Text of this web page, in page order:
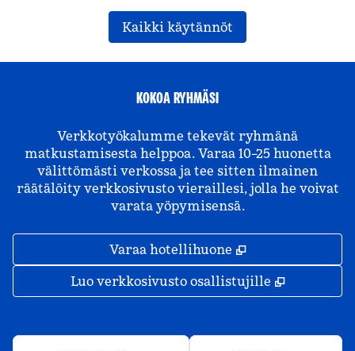
Kaikki käytännöt
KOKOA RYHMÄSI
Verkkotyökalumme tekevät ryhmänä
matkustamisesta helppoa. Varaa 10–25 huonetta
välittömästi verkossa ja tee sitten ilmainen
räätälöity verkkosivusto vieraillesi, jolla he voivat
varata yöpymisensä.
Varaa hotellihuone ,
Luo verkkosivusto osallistujille ,